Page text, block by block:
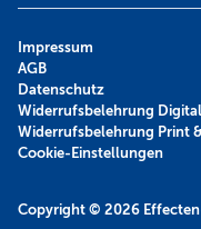
Copyright © 2026
Impressum
AGB
Datenschutz
Widerrufsbelehrung Digital
Widerrufsbelehrung Print
Cookie-Einstellungen